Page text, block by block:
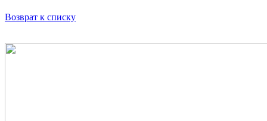
Возврат к списку